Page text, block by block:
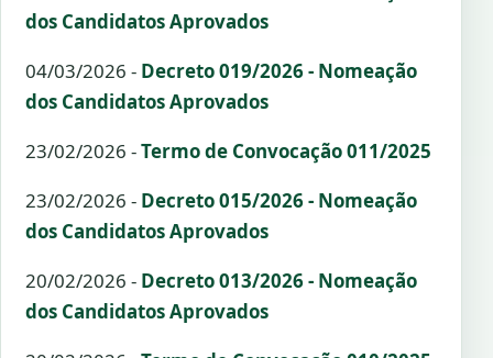
dos Candidatos Aprovados
04/03/2026 - Decreto 019/2026 - Nomeação
dos Candidatos Aprovados
23/02/2026 -Termo de Convocação 011/2025
23/02/2026 - Decreto 015/2026 - Nomeação
dos Candidatos Aprovados
20/02/2026 - Decreto 013/2026 - Nomeação
dos Candidatos Aprovados